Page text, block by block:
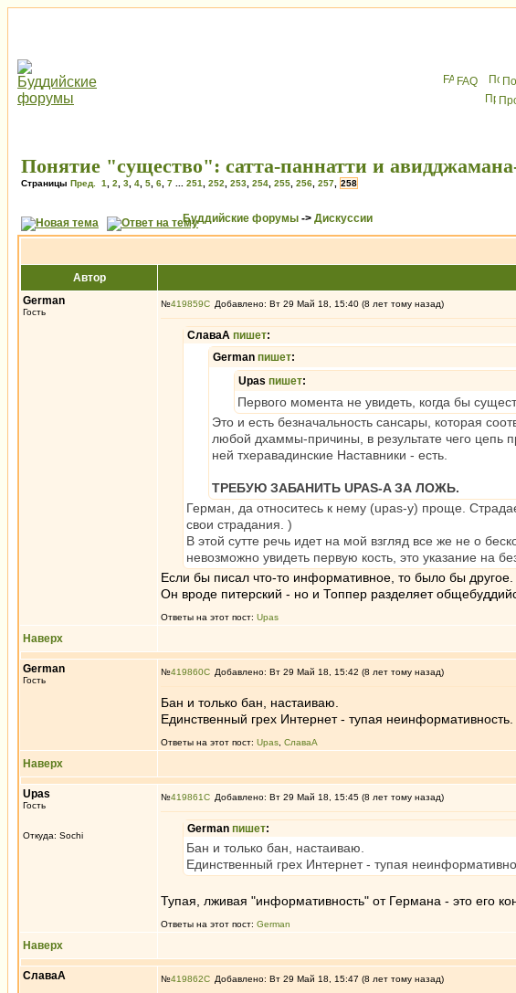
FAQ
Понятие "существо": сатта-паннатти и
Страницы Пред. 1 2 3 4 5 6 7 251 252 253 254 255 256 257 258
Буддийские форумы -> Дискуссии
Автор
German
Гость
№419859 Добавлено: Вт 29 Май 18, 15:40 (8 лет тому назад)
СлаваА пишет:
German пишет:
Upas пишет:
Первого момента не увидеть, когда бы
Это и есть безначальность сансары, которая
любой дхаммы-причины, в результате чего цепь
ней тхеравадинские Наставники - есть.
ТРЕБУЮ ЗАБАНИТЬ UPAS-A ЗА ЛОЖЬ.
Герман, да относитесь к нему (upas-у) проще.
свои страдания. )
В этой сутте речь идет на мой взгляд все же не о
невозможно увидеть первую кость, это указание на
Если бы писал что-то информативное, то было бы другое.
Он вроде питерский - но и Топпер разделяет
Ответы на этот пост: Upas
Наверх
German
Гость
№419860 Добавлено: Вт 29 Май 18, 15:42 (8 лет тому назад)
Бан и только бан, настаиваю.
Единственный грех Интернет - тупая неинформативность.
Ответы на этот пост: Upas СлаваА
Наверх
Upas
Гость
Откуда: Sochi
№419861 Добавлено: Вт 29 Май 18, 15:45 (8 лет тому назад)
German пишет:
Бан и только бан, настаиваю.
Единственный грех Интернет - тупая
Тупая, лживая "информативность" от Германа - это его
Ответы на этот пост: German
Наверх
СлаваА №419862 Добавлено: Вт 29 Май 18, 15:47 (8 лет тому назад)